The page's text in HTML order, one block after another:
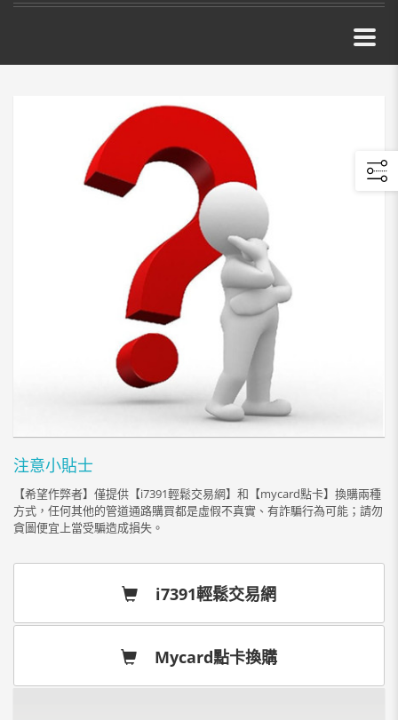
注意小貼士
【希望作弊者】僅提供【i7391輕鬆交易網】和【mycard點卡】換購兩種
方式，任何其他的管道通路購買都是虛假不真實、有詐騙行為可能；請勿
貪圖便宜上當受騙造成損失。
i7391輕鬆交易網
Mycard點卡換購